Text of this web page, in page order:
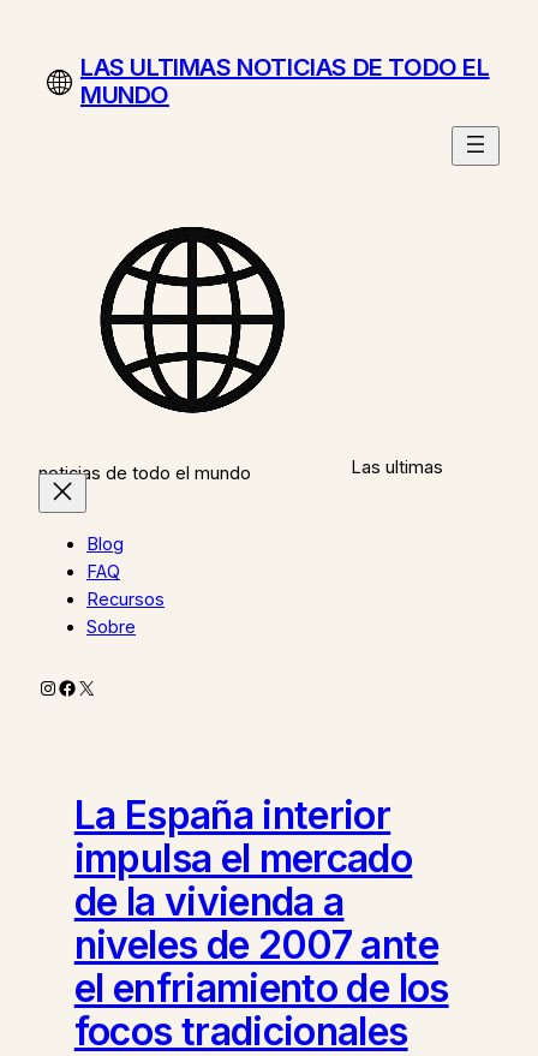
contenidoLAS ULTIMAS NOTICIAS DE TODO EL
MUNDO
Las ultimas
noticias de todo el mundo
Blog
FAQ
Recursos
Sobre
Instagram
Facebook
X
La España interior
impulsa el mercado
de la vivienda a
niveles de 2007 ante
el enfriamiento de los
focos tradicionales